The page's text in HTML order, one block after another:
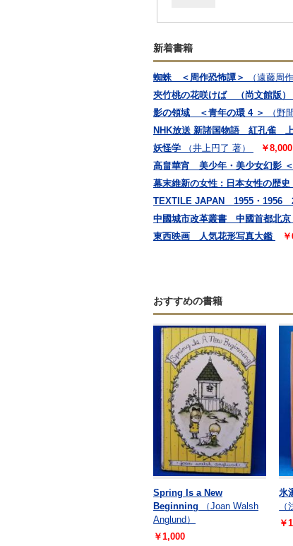
新着書籍
蜘蛛 ＜周作恐怖譚＞ （遠藤周
夾竹桃の花咲けば （尚文館版）
影の領域 ＜青年の環 4 ＞
（野
NHK放送 新諸国物語 紅孔雀
妖怪学
（井上円了 著）
￥
高畠華宵 美少年・美少女幻影 ＜
幕末維新の女性 : 日本女性の歴
TEXTILE JAPAN 1955・1956
中國城市改革叢書 中國首都北京
東西映画 人気花形写真大鑑
おすすめの書籍
Spring Is a New
Beginning
（Joan Walsh
Anglund）
￥1,000
氷
￥